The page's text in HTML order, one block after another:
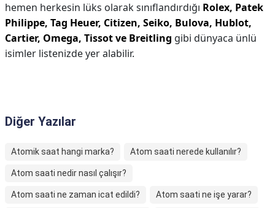
hemen herkesin lüks olarak sınıflandırdığı Rolex, Patek
Philippe, Tag Heuer, Citizen, Seiko, Bulova, Hublot,
Cartier, Omega, Tissot ve Breitling gibi dünyaca ünlü
isimler listenizde yer alabilir.
Diğer Yazılar
Atomik saat hangi marka? Atom saati nerede kullanılır?
Atom saati nedir nasıl çalışır?
Atom saati ne zaman icat edildi? Atom saati ne işe yarar?